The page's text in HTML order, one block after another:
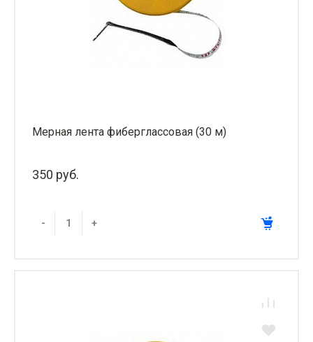
Мерная лента фиберглассовая (30 м)
350 руб.
- +